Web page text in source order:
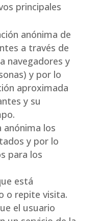
principales
anónima de
a través de
navegadores y
y por lo
aproximada
y su
los
y por lo
para los
está
o repite visita.
el usuario